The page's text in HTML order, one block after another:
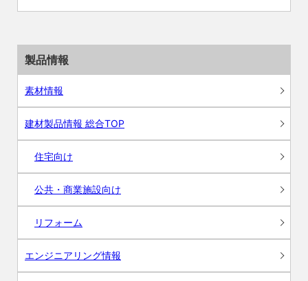
製品情報
素材情報
建材製品情報 総合TOP
住宅向け
公共・商業施設向け
リフォーム
エンジニアリング情報